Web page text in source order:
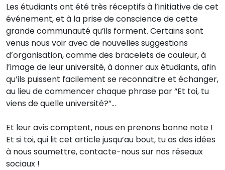
Les étudiants ont été très réceptifs à l’initiative de cet
événement, et à la prise de conscience de cette
grande communauté qu’ils forment. Certains sont
venus nous voir avec de nouvelles suggestions
d’organisation, comme des bracelets de couleur, à
l’image de leur université, à donner aux étudiants, afin
qu’ils puissent facilement se reconnaitre et échanger,
au lieu de commencer chaque phrase par “Et toi, tu
viens de quelle université?”…
Et leur avis comptent, nous en prenons bonne note !
Et si toi, qui lit cet article jusqu’au bout, tu as des idées
à nous soumettre, contacte-nous sur nos réseaux
sociaux !